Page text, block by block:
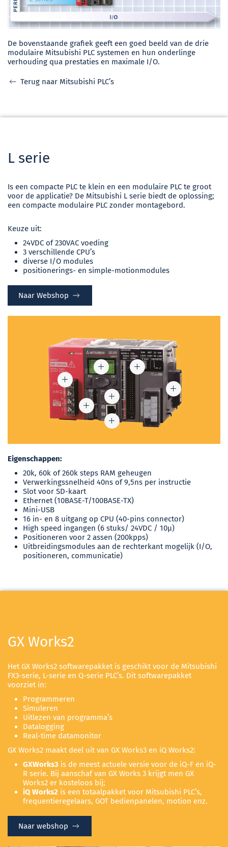
De bovenstaande grafiek geeft een goed beeld van de drie
modulaire Mitsubishi PLC systemen en hun onderlinge
verhouding qua prestaties en maximale I/O.
Terug naar Mitsubishi PLC’s
L serie
Is een compacte PLC te klein en een modulaire PLC te groot
voor de applicatie? De Mitsubishi L serie biedt de oplossing;
een compacte modulaire PLC zonder montagebord.
Keuze uit:
24VDC of 230VAC voeding
3 verschillende CPU’s
diverse I/O modules
positionerings- en simple-motionmodules
Naar Webshop
Eigenschappen:
20k, 60k of 260k steps RAM geheugen
Verwerkingssnelheid 40ns of 9,5ns per instructie
Slot voor SD-kaart
Ethernet (10BASE-T/100BASE-TX)
Mini-USB
16 in- en 8 uitgang op CPU (40-pins connector)
High speed ingangen (6 stuks/ 24VDC / 10μ)
Positioneren voor 2 assen (200kpps)
Uitbreidingsmodules aan de rechterkant mogelijk (I/O,
positioneren, communicatie)
GX Works2
Het GX Works2 softwarepakket is geschikt voor de Mitsubishi
FX3-serie, L-serie en Q-serie PLC’s. Dit softwarepakket
voorziet in:
Programmeren
Simuleren
Uitlezen van programma’s
Datalogging
Real-time datamonitor
GX Works2 maakt deel uit van GX Works3 en iQ Works2:
GXWorks3 is de meest actuele versie voor de iQ-F en iQ-
R serie. Bij aanschaf van GX Works 3 krijgt men GX
Works2 er kosteloos bij;
iQ Works2 is een totaalpakket voor Mitsubishi PLC’s,
frequentieregelaars, GOT bedienpanelen, motion enz.
Naar webshop